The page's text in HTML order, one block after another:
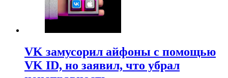
VK замусорил айфоны с помощью
VK ID, но заявил, что убрал